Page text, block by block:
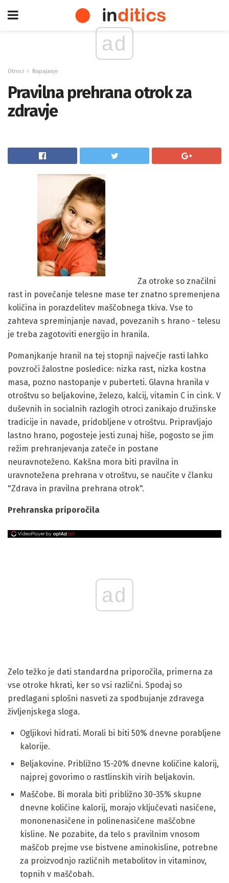
ad
Otroci Napajanje
Pravilna prehrana otrok za
zdravje
Za otroke so značilni
rast in povečanje telesne mase ter znatno spremenjena
količina in porazdelitev maščobnega tkiva. Vse to
zahteva spreminjanje navad, povezanih s hrano - telesu
je treba zagotoviti energijo in hranila.
Pomanjkanje hranil na tej stopnji največje rasti lahko
povzroči žalostne posledice: nizka rast, nizka kostna
masa, pozno nastopanje v puberteti. Glavna hranila v
otroštvu so beljakovine, železo, kalcij, vitamin C in cink. V
duševnih in socialnih razlogih otroci zanikajo družinske
tradicije in navade, pridobljene v otroštvu. Pripravljajo
lastno hrano, pogosteje jesti zunaj hiše, pogosto se jim
režim prehranjevanja zateče in postane
neuravnoteženo. Kakšna mora biti pravilna in
uravnotežena prehrana v otroštvu, se naučite v članku
"Zdrava in pravilna prehrana otrok".
Prehranska priporočila
ad
Zelo težko je dati standardna priporočila, primerna za
vse otroke hkrati, ker so vsi različni. Spodaj so
predlagani splošni nasveti za spodbujanje zdravega
življenjskega sloga.
Ogljikovi hidrati. Morali bi biti 50% dnevne porabljene
kalorije.
Beljakovine. Približno 15-20% dnevne količine kalorij,
najprej govorimo o rastlinskih virih beljakovin.
Maščobe. Bi morala biti približno 30-35% skupne
dnevne količine kalorij, morajo vključevati nasičene,
mononenasičene in polinenasičene maščobne
kisline. Ne pozabite, da telo s pravilnim vnosom
maščob prejme vse bistvene aminokisline, potrebne
za proizvodnjo različnih metabolitov in vitaminov,
topnih v maščobah.